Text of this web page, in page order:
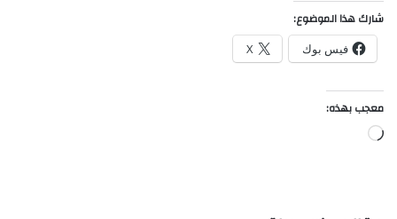
شارك هذا الموضوع:
فيس بوك X
معجب بهذه:
جاري